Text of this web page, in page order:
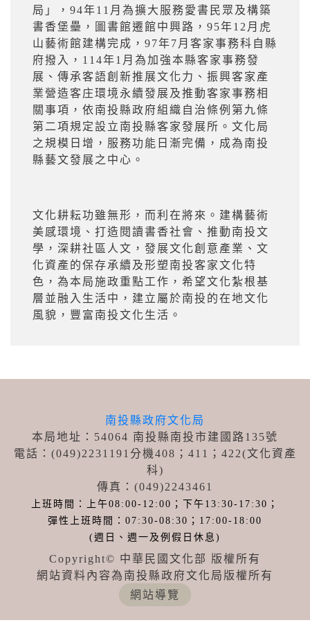
局」， 94年11 月為擴大服務愛書民眾及構築
書香堡壘，圖書館遷館中興路， 95年12 月虎
山藝術館建構完成， 97年7 月客家事務科自縣
府撥入， 114年1 月為加強本縣客家事務發
展、傳承客語創新推展文化力、振興客家產
業營造客庄環境永續發展及推動客家事務相
關事項，依南投縣政府組織自治條例第九條
第二項規定設立南投縣客家發展所。文化局
之規模日增，服務功能日漸完備，成為南投
縣藝文發展之中心。
文化耕耘功雖無形，而利在將來。建構藝術
美感環境、打造閱讀書香社會、推動南投文
學，深耕社區人文，發展文化創意產業、文
化資產的保存承續及形塑南投客家文化特
色，為本局施政重點工作，希望文化紮根基
層並融入生活中，建立屬於南投的在地文化
風貌，豐富南投文化生活。
南投縣政府文化局
本局地址：54064 南投縣南投市建國路135號
電話：(049)2231191分機408；411
；422(文化資產
科)
傳真：(049)2243461
上班時間：上午08:00-12:00；下午13:30-17:30；
彈性上班時間：07:30-08:30；17:00-18:00
(週日、週一及例假日休息)
Copyright© 中華民國文化部 版權所有
網站資料內容為南投縣政府文化局版權所有
網站導覽